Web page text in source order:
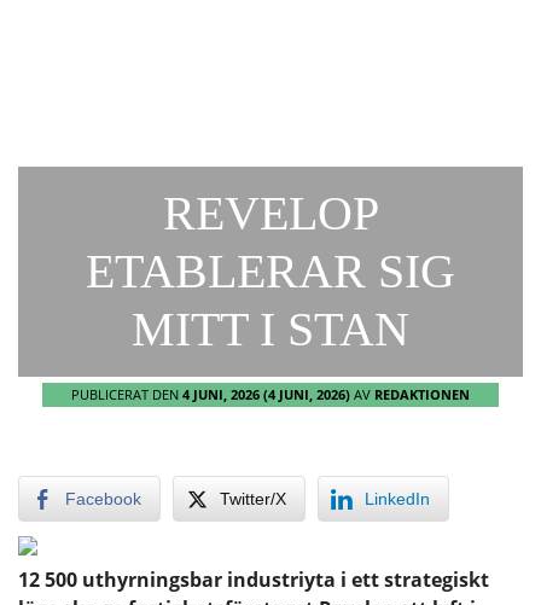
REVELOP
ETABLERAR SIG
MITT I STAN
PUBLICERAT DEN 4 JUNI, 2026 (4 JUNI, 2026) AV REDAKTIONEN
Facebook Twitter/X LinkedIn
12 500 uthyrningsbar industriyta i ett strategiskt